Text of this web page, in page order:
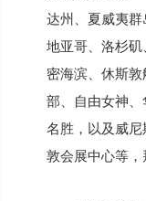
达州、夏威夷
地亚哥、洛杉
密海滨、休斯
部、自由女神
名胜，以及威
敦会展中心等